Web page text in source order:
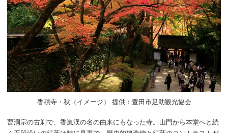
香積寺・秋（イメージ） 提供：豊田市足助観光協会
曹洞宗の古刹で、香嵐渓の名の由来にもなった寺。山門から本堂へと続